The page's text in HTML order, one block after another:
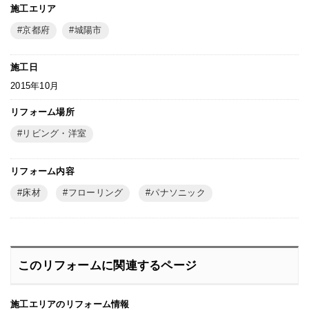
施工エリア
京都府 城陽市
施工日
2015年10月
リフォーム場所
リビング・洋室
リフォーム内容
床材 フローリング パナソニック
このリフォームに関連するページ
施工エリアのリフォーム情報